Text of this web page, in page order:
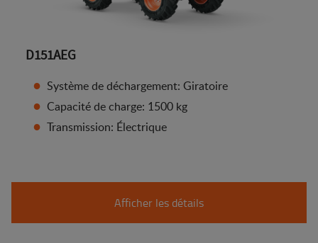
D151AEG
Système de déchargement: Giratoire
Capacité de charge: 1500 kg
Transmission: Électrique
Afficher les détails